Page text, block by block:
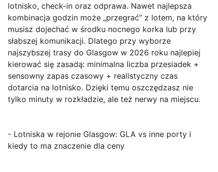
lotnisko, check-in oraz odprawa. Nawet najlepsza
kombinacja godzin może „przegrać” z lotem, na który
musisz dojechać w środku nocnego korka lub przy
słabszej komunikacji. Dlatego przy wyborze
najszybszej trasy do Glasgow w 2026 roku najlepiej
kierować się zasadą: minimalna liczba przesiadek +
sensowny zapas czasowy + realistyczny czas
dotarcia na lotnisko. Dzięki temu oszczędzasz nie
tylko minuty w rozkładzie, ale też nerwy na miejscu.
- Lotniska w rejonie Glasgow: GLA vs inne porty i
kiedy to ma znaczenie dla ceny